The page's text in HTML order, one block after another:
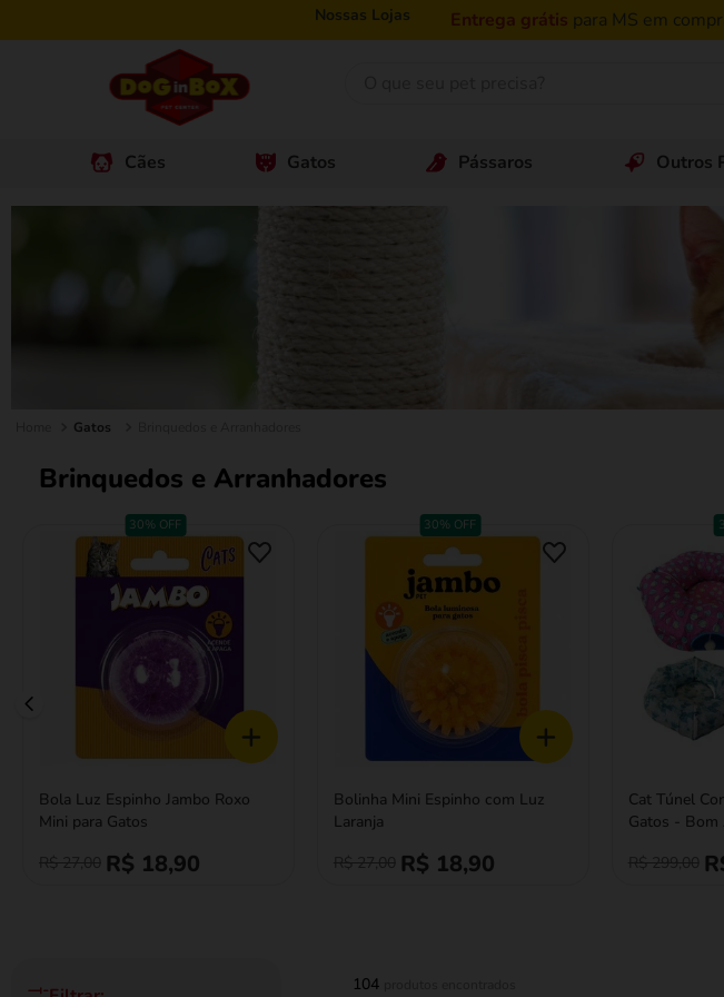
Nossas Lojas Entrega grátis para MS em
Cães Gatos Pássaros Outros
Gatos
Brinquedos e Arranhadores
30% OFF
+
Bola Luz Espinho Jambo Roxo
Mini para Gatos
R$ 18,90
30% OFF
+
Bolinha Mini Espinho com Luz
Laranja
R$ 18,90
Cat Túnel
Gatos - Bom
104
ração gato
fórmula natural